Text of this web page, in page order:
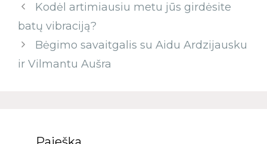
Kodėl artimiausiu metu jūs girdėsite
batų vibraciją?
Bėgimo savaitgalis su Aidu Ardzijausku
ir Vilmantu Aušra